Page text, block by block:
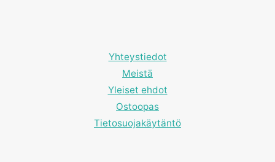
Yhteystiedot
Meistä
Yleiset ehdot
Ostoopas
Tietosuojakäytäntö